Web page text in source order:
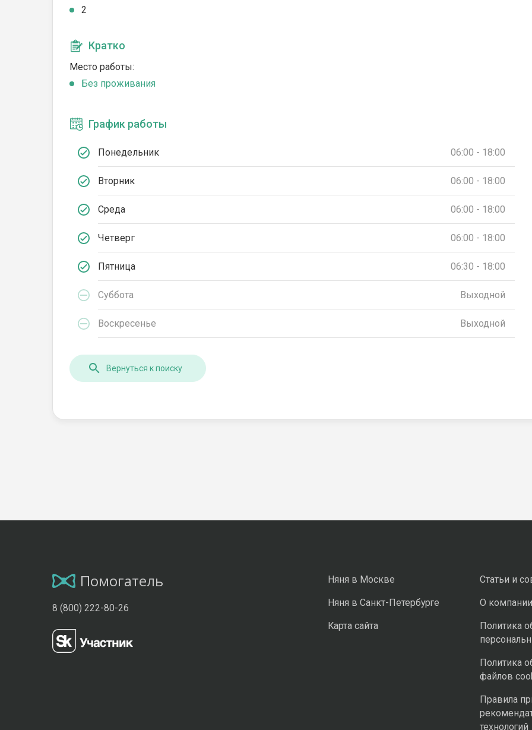
2
Кратко
Место работы:
Без проживания
График работы
Понедельник 06:00 - 18:00
Вторник 06:00 - 18:00
Среда 06:00 - 18:00
Четверг 06:00 - 18:00
Пятница 06:30 - 18:00
Суббота Выходной
Воскресенье Выходной
Вернуться к поиску
Помогатель
8 (800) 222-80-26
Няня в Москве
Няня в Санкт-Петербурге
Карта сайта
Статьи и
О компании
Политика
Политика
файлов
Правила
технологий